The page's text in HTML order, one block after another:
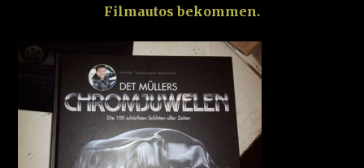
Filmautos bekommen.